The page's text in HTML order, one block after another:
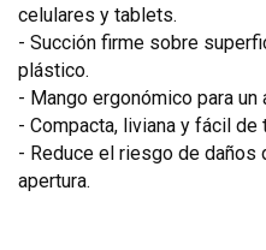
celulares y tablets.
- Succión firme sobre
plástico.
- Mango ergonómico para
- Compacta, liviana y fácil de
- Reduce el riesgo de daños
apertura.